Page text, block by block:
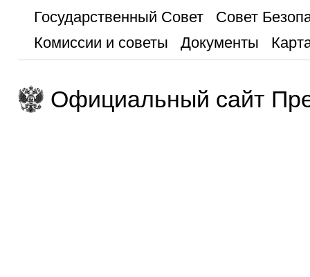
Государственный Совет
Совет
Комиссии и советы
Документы
Официальный сайт